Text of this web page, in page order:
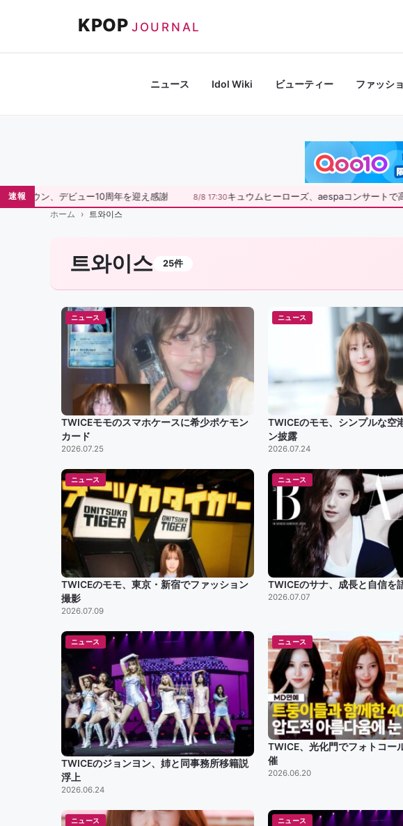
KPOP JOURNAL
ニュース Idol Wiki ビューティー ファッシ
速報
ンウン、デビュー10周年を迎え感謝 8/8 17:30キュウムヒーローズ、aespaコンサートで高
ホーム 트와이스
트와이스 25件
ニュース
TWICEモモのスマホケースに希少ポケモン
カード
2026.07.25
ニュース
TWICEのモモ、シンプルな空
ン披露
2026.07.24
ニュース
TWICEのモモ、東京・新宿でファッション
撮影
2026.07.09
ニュース
TWICEのサナ、成長と自信を
2026.07.07
ニュース
TWICEのジョンヨン、姉と同事務所移籍説
浮上
2026.06.24
ニュース
TWICE、光化門でフォトコー
催
2026.06.20
ニュース ニュース